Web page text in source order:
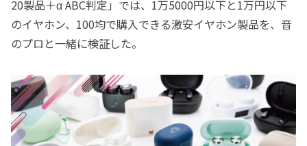
20製品＋α ABC判定」では、1万5000円以下と1万円以下
のイヤホン、100均で購入できる激安イヤホン製品を、音
のプロと一緒に検証した。